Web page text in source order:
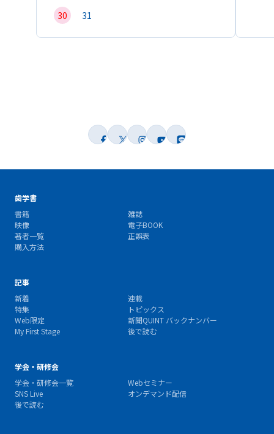
30
31
歯学書
書籍
雑誌
映像
電子BOOK
著者一覧
正誤表
購入方法
記事
新着
連載
特集
トピックス
Web限定
新聞QUINT バックナンバー
My First Stage
後で読む
学会・研修会
学会・研修会一覧
Webセミナー
SNS Live
オンデマンド配信
後で読む